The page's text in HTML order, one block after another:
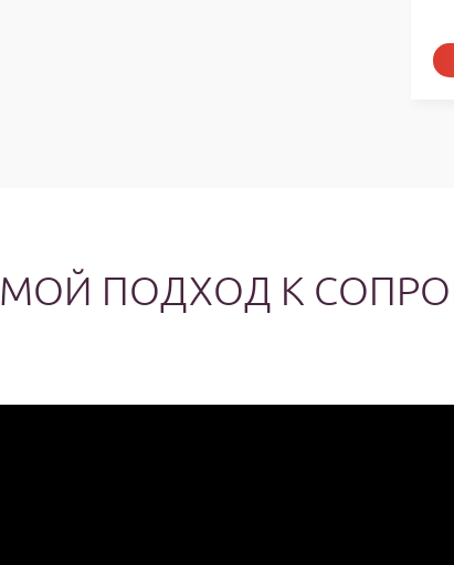
МОЙ ПОДХОД К